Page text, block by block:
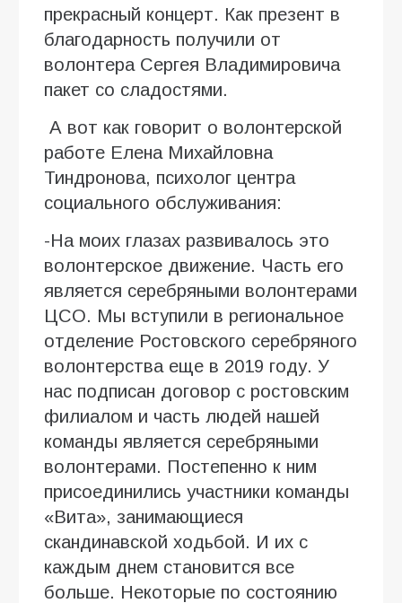
прекрасный концерт. Как презент в
благодарность получили от
волонтера Сергея Владимировича
пакет со сладостями.
А вот как говорит о волонтерской
работе Елена Михайловна
Тиндронова, психолог центра
социального обслуживания:
-На моих глазах развивалось это
волонтерское движение. Часть его
является серебряными волонтерами
ЦСО. Мы вступили в региональное
отделение Ростовского серебряного
волонтерства еще в 2019 году. У
нас подписан договор с ростовским
филиалом и часть людей нашей
команды является серебряными
волонтерами. Постепенно к ним
присоединились участники команды
«Вита», занимающиеся
скандинавской ходьбой. И их с
каждым днем становится все
больше. Некоторые по состоянию